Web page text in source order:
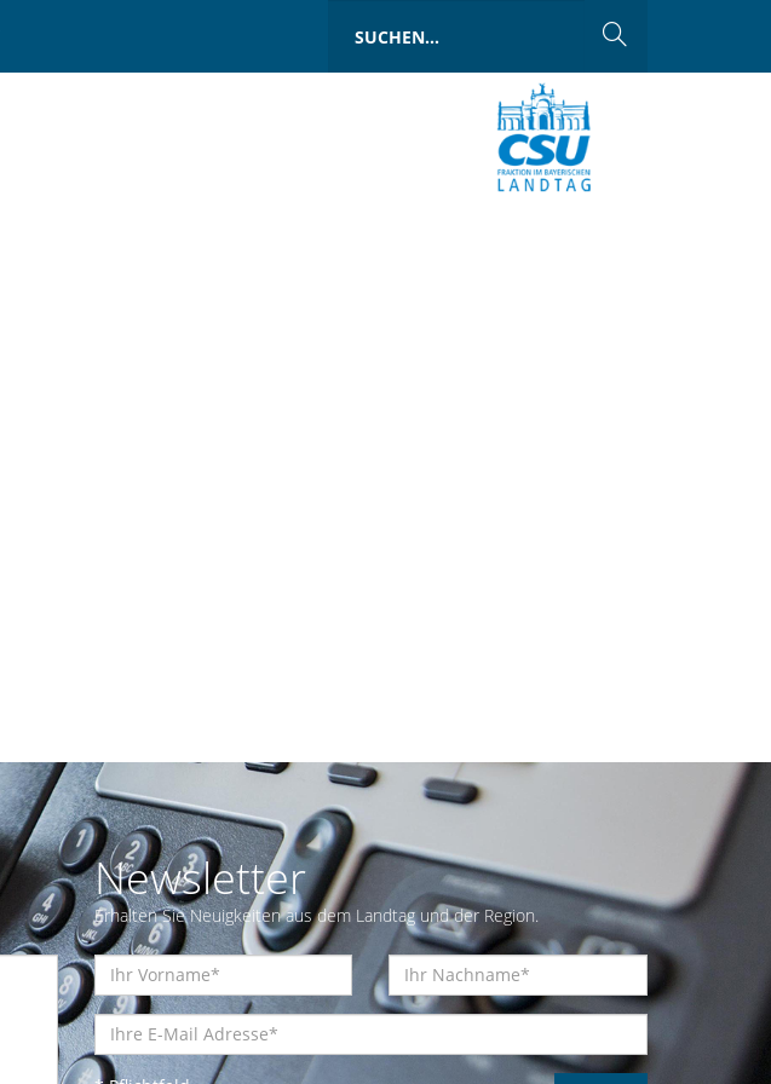
Newsletter
Erhalten Sie Neuigkeiten aus dem Landtag und der Region.